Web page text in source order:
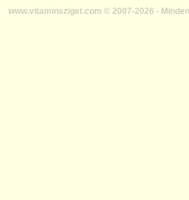
www.vitaminsziget.com © 2007-2026 -